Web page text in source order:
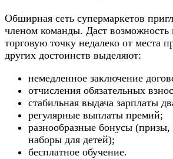
Обширная сеть супермаркетов
членом команды. Даст
торговую точку недалеко от места
других достоинств выделяют:
немедленное заключение
отчисления обязательных
стабильная выдача зарплаты
регулярные выплаты премий;
разнообразные бонусы
наборы для детей);
бесплатное обучение.